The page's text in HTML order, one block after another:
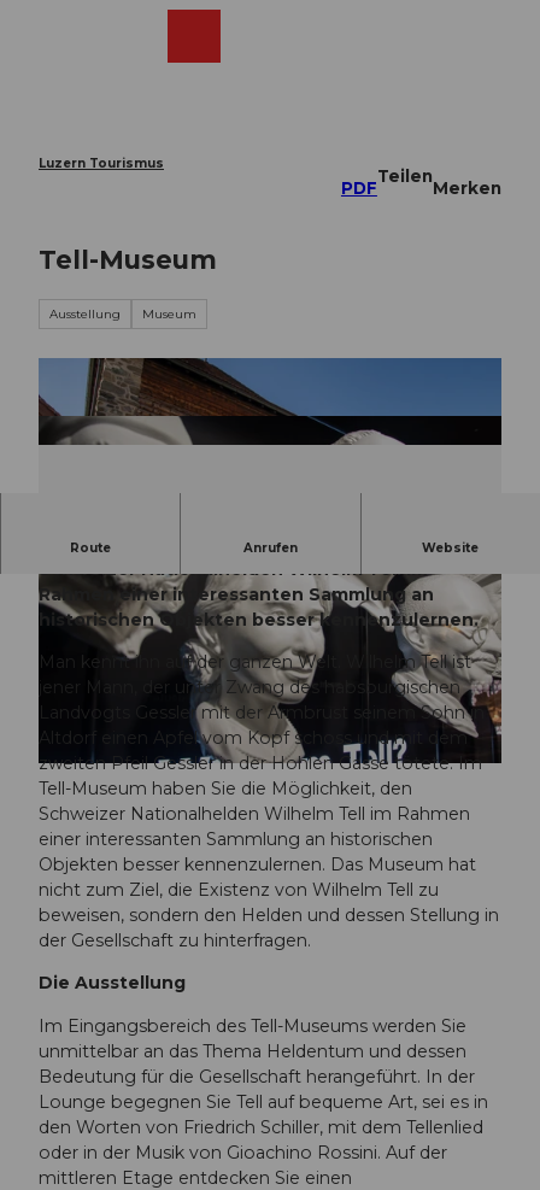
Luzern Tourismus
PDF
Teilen
Merken
Tell-Museum
Ausstellung Museum
© Uri Tourismus, Angel Sanchez | CC-BY-NC-ND
Route Anrufen Website
Im Tell-Museum haben Sie die Möglichkeit, den
Schweizer Nationalhelden Wilhelm Tell im
Rahmen einer interessanten Sammlung an
historischen Objekten besser kennenzulernen.
Man kennt ihn auf der ganzen Welt. Wilhelm Tell ist
jener Mann, der unter Zwang des habsburgischen
Landvogts Gessler mit der Armbrust seinem Sohn in
Altdorf einen Apfel vom Kopf schoss und mit dem
zweiten Pfeil Gessler in der Hohlen Gasse tötete. Im
Tell-Museum haben Sie die Möglichkeit, den
Schweizer Nationalhelden Wilhelm Tell im Rahmen
einer interessanten Sammlung an historischen
Objekten besser kennenzulernen. Das Museum hat
nicht zum Ziel, die Existenz von Wilhelm Tell zu
beweisen, sondern den Helden und dessen Stellung in
der Gesellschaft zu hinterfragen.
Die Ausstellung
Im Eingangsbereich des Tell-Museums werden Sie
unmittelbar an das Thema Heldentum und dessen
Bedeutung für die Gesellschaft herangeführt. In der
Lounge begegnen Sie Tell auf bequeme Art, sei es in
den Worten von Friedrich Schiller, mit dem Tellenlied
oder in der Musik von Gioachino Rossini. Auf der
mittleren Etage entdecken Sie einen